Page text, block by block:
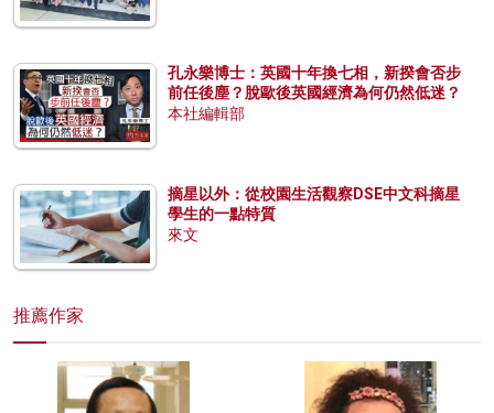
孔永樂博士：英國十年換七相，新揆會否步
前任後塵？脫歐後英國經濟為何仍然低迷？
本社編輯部
摘星以外：從校園生活觀察DSE中文科摘星
學生的一點特質
來文
推薦作家